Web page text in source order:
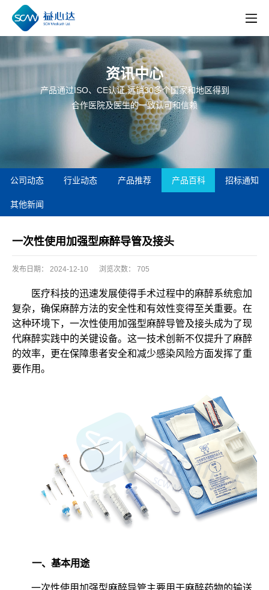
资讯中心
产品通过ISO、CE认证,远销30多个国家和地区得到
合作医院及医生的一致认可和信赖
公司动态 行业动态 产品推荐 产品百科 招标通知
其他新闻
一次性使用加强型麻醉导管及接头
发布日期： 2024-12-10 浏览次数： 705
医疗科技的迅速发展使得手术过程中的麻醉系统愈加
复杂，确保麻醉方法的安全性和有效性变得至关重要。在
这种环境下，一次性使用加强型麻醉导管及接头成为了现
代麻醉实践中的关键设备。这一技术创新不仅提升了麻醉
的效率，更在保障患者安全和减少感染风险方面发挥了重
要作用。
一、基本用途